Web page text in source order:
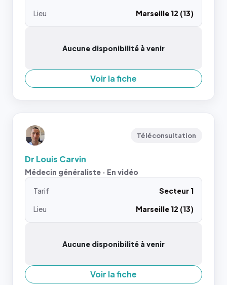
Lieu
Marseille 12 (13)
Aucune disponibilité à venir
Voir la fiche
Téléconsultation
Dr Louis Carvin
Médecin généraliste · En vidéo
Tarif
Secteur 1
Lieu
Marseille 12 (13)
Aucune disponibilité à venir
Voir la fiche